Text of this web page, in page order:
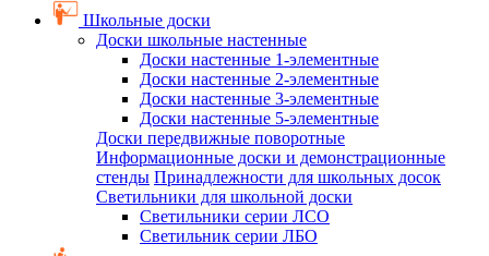
Школьные доски
Доски школьные настенные
Доски настенные 1-элементные
Доски настенные 2-элементные
Доски настенные 3-элементные
Доски настенные 5-элементные
Доски передвижные поворотные
Информационные доски и демонстрационные
стенды Принадлежности для школьных досок
Светильники для школьной доски
Светильники серии ЛСО
Светильник серии ЛБО